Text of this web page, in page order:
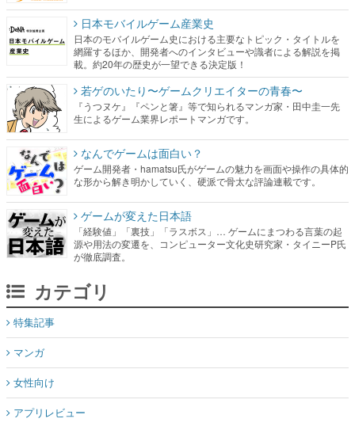
若ゲのいたり〜ゲームクリエイターの青春〜
『うつヌケ』『ペンと箸』等で知られるマンガ家・田中圭一先
生によるゲーム業界レポートマンガです。
なんでゲームは面白い？
ゲーム開発者・hamatsu氏がゲームの魅力を画面や操作の具体的
な形から解き明かしていく、硬派で骨太な評論連載です。
ゲームが変えた日本語
「経験値」「裏技」「ラスボス」… ゲームにまつわる言葉の起
源や用法の変遷を、コンピューター文化史研究家・タイニーP氏
カテゴリ
マンガ
女性向け
アプリレビュー
その他
電ファミニコゲーマーとは？